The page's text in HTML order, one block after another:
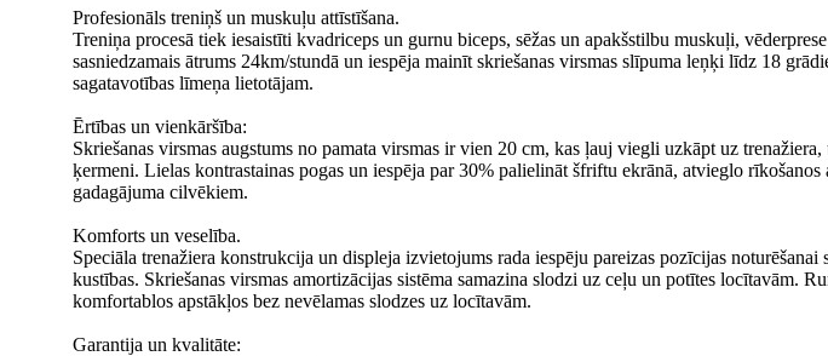
Profesionāls treniņš un muskuļu attīstīšana.
Treniņa procesā tiek iesaistīti kvadriceps un gurnu biceps, sēžas un apakšstilbu muskuļi,
sasniedzamais ātrums 24km/stundā un iespēja mainīt skriešanas virsmas slīpuma leņķi līdz 18
sagatavotības līmeņa lietotājam.
Ērtības un vienkāršība:
Skriešanas virsmas augstums no pamata virsmas ir vien 20 cm, kas ļauj viegli uzkāpt uz
ķermeni. Lielas kontrastainas pogas un iespēja par 30% palielināt šfriftu ekrānā, atvieglo
gadagājuma cilvēkiem.
Komforts un veselība.
Speciāla trenažiera konstrukcija un displeja izvietojums rada iespēju pareizas pozīcijas
kustības. Skriešanas virsmas amortizācijas sistēma samazina slodzi uz ceļu un potītes locītavām.
komfortablos apstākļos bez nevēlamas slodzes uz locītavām.
Garantija un kvalitāte: